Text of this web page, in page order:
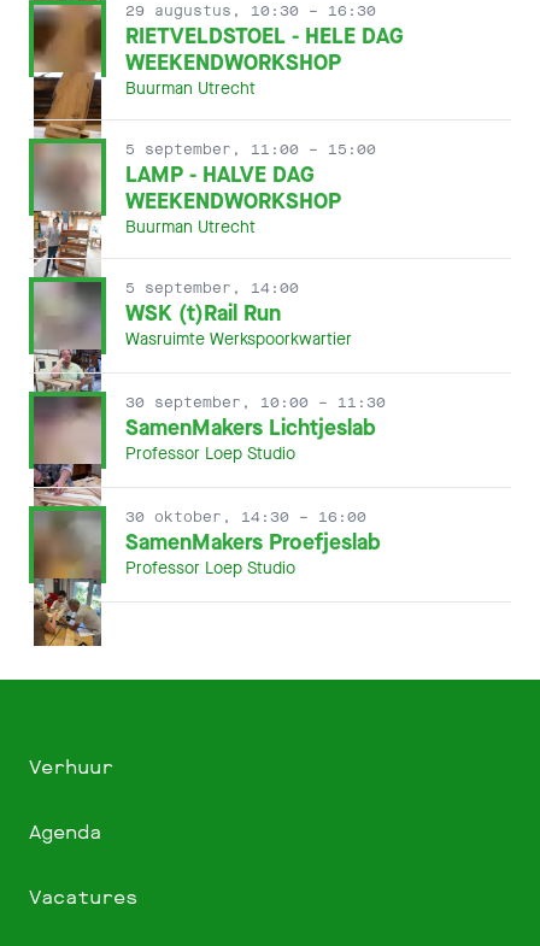
29 augustus, 10:30 – 16:30
RIETVELDSTOEL - HELE DAG
WEEKENDWORKSHOP
Buurman Utrecht
5 september, 11:00 – 15:00
LAMP - HALVE DAG
WEEKENDWORKSHOP
Buurman Utrecht
5 september, 14:00
WSK (t)Rail Run
Wasruimte Werkspoorkwartier
30 september, 10:00 – 11:30
SamenMakers Lichtjeslab
Professor Loep Studio
30 oktober, 14:30 – 16:00
SamenMakers Proefjeslab
Professor Loep Studio
Verhuur
Agenda
Vacatures